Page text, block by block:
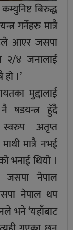
बिरुद्ध
गर्नेहरु मात्रै
आएर जसपा
२/४ जनालाई
।’
मुद्दालाई
षडयन्त्र हुँदै
अतृप्त
मात्रै नभई
भनाई थियो ।
जसपा नेपाल
नेपाल थप
भने ‘यहाँबाट